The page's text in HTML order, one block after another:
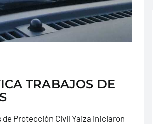
TRABAJOS DE
Protección Civil Yaiza iniciaron